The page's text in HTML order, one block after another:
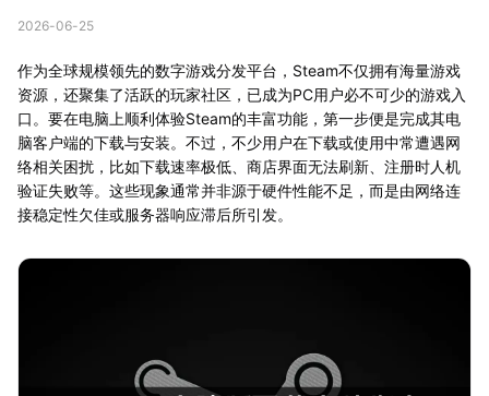
2026-06-25
作为全球规模领先的数字游戏分发平台，Steam不仅拥有海量游戏
资源，还聚集了活跃的玩家社区，已成为PC用户必不可少的游戏入
口。要在电脑上顺利体验Steam的丰富功能，第一步便是完成其电
脑客户端的下载与安装。不过，不少用户在下载或使用中常遭遇网
络相关困扰，比如下载速率极低、商店界面无法刷新、注册时人机
验证失败等。这些现象通常并非源于硬件性能不足，而是由网络连
接稳定性欠佳或服务器响应滞后所引发。